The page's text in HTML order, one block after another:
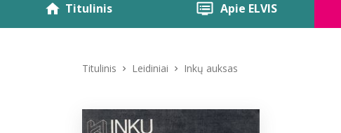
Titulinis Apie ELVIS
Titulinis Leidiniai Inkų auksas